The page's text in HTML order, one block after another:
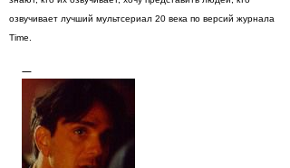
озвучивает лучший мультсериал 20 века по версий журнала
Time.